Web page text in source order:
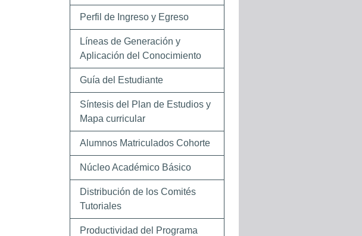
Perfil de Ingreso y Egreso
Líneas de Generación y
Aplicación del Conocimiento
Guía del Estudiante
Síntesis del Plan de Estudios y
Mapa curricular
Alumnos Matriculados Cohorte
Núcleo Académico Básico
Distribución de los Comités
Tutoriales
Productividad del Programa